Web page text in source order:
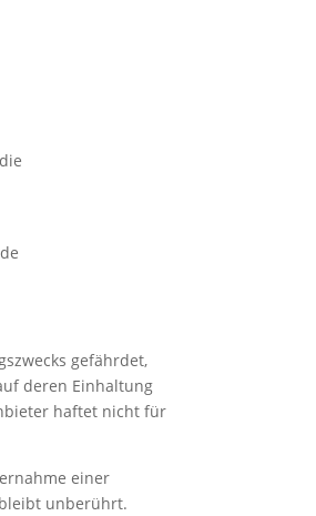
gefährdet,
deren Einhaltung
haftet nicht für
einer
unberührt.